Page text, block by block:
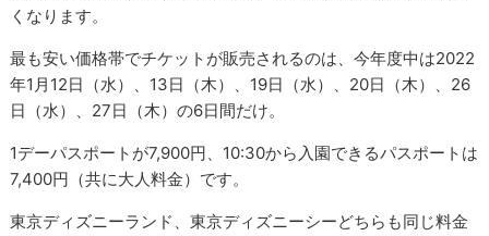
くなります。
最も安い価格帯でチケットが販売されるのは、今年度中は2022
年1月12日（水）、13日（木）、19日（水）、20日（木）、26
日（水）、27日（木）の6日間だけ。
1デーパスポートが7,900円、10:30から入園できるパスポートは
7,400円（共に大人料金）です。
東京ディズニーランド、東京ディズニーシーどちらも同じ料金